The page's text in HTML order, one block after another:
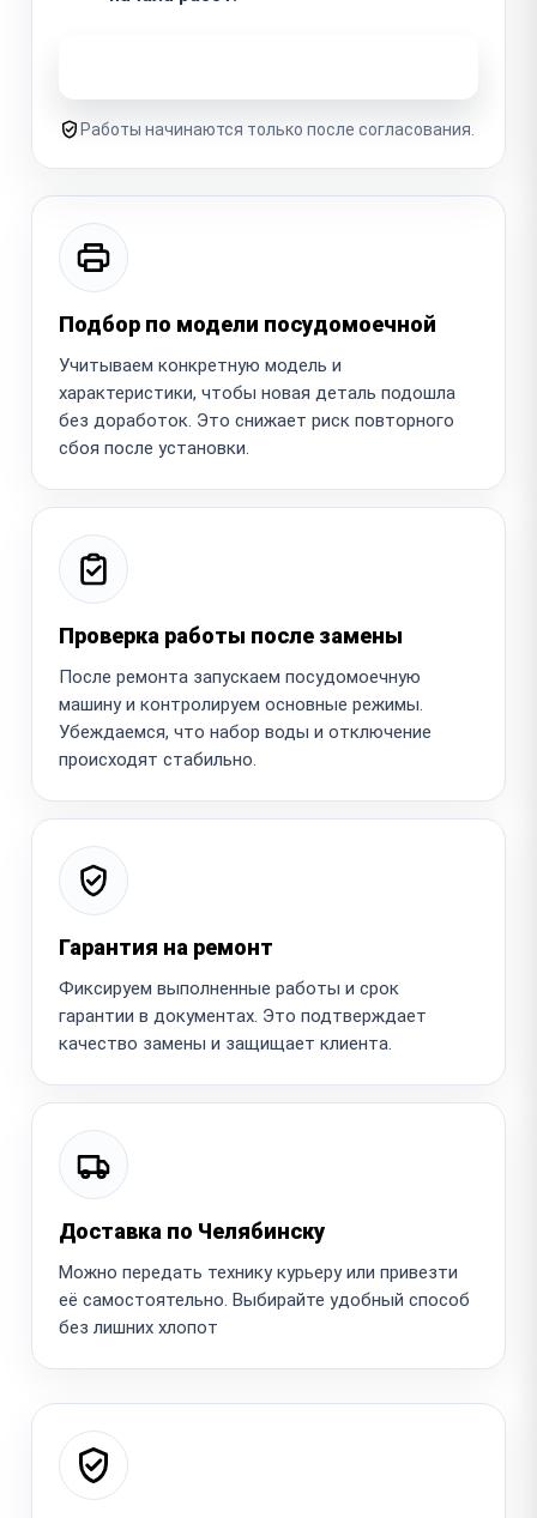
Работы начинаются только после согласования.
Подбор по модели посудомоечной
Учитываем конкретную модель и
характеристики, чтобы новая деталь подошла
без доработок. Это снижает риск повторного
сбоя после установки.
Проверка работы после замены
После ремонта запускаем посудомоечную
машину и контролируем основные режимы.
Убеждаемся, что набор воды и отключение
происходят стабильно.
Гарантия на ремонт
Фиксируем выполненные работы и срок
гарантии в документах. Это подтверждает
качество замены и защищает клиента.
Доставка по Челябинску
Можно передать технику курьеру или привезти
её самостоятельно. Выбирайте удобный способ
без лишних хлопот